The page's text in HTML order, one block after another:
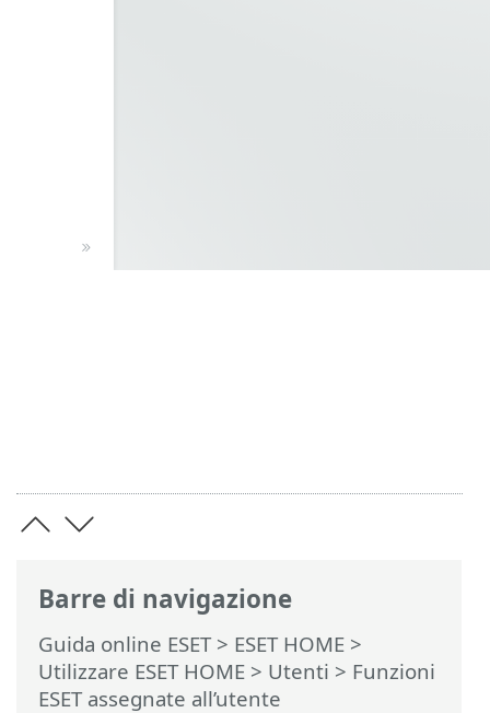
Barre di navigazione
Guida online ESET> ESET HOME >
Utilizzare ESET HOME > Utenti > Funzioni
ESET assegnate all’utente